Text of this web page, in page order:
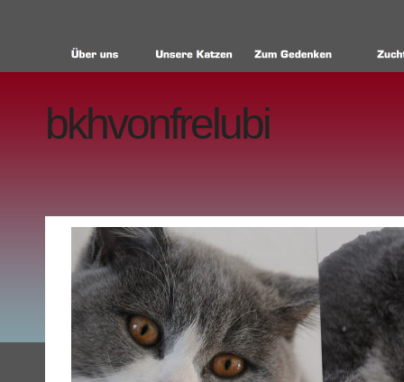
bkhvonfrelubi